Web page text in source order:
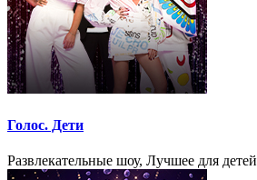
Голос. Дети
Развлекательные шоу, Лучшее для детей